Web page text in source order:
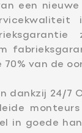
een
van de
dankzij 24/7
in goede